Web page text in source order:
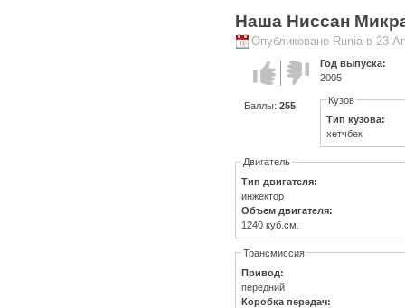
Наша Ниссан
Опубликовано Runia в 23
Голос за!Голос
против!
Баллы: 255
Год выпуска:
2005
Кузов
Тип кузова:
хетчбек
Двигатель
Тип двигателя:
инжектор
Объем двигателя:
1240 куб.см.
Трансмиссия
Привод:
передний
Коробка передач: